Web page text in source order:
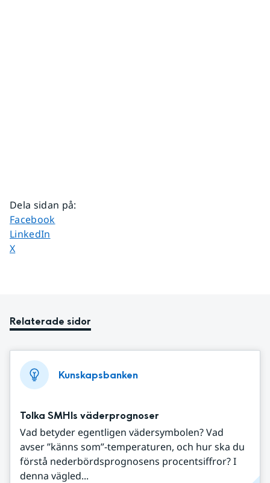
Dela sidan på:
Dela sidan på
Facebook
Dela sidan på
LinkedIn
Dela sidan på
X
Relaterade sidor
Kunskapsbanken
Tolka SMHIs väderprognoser
Vad betyder egentligen vädersymbolen? Vad
avser ”känns som”-temperaturen, och hur ska du
förstå nederbördsprognosens procentsiffror? I
denna vägled...